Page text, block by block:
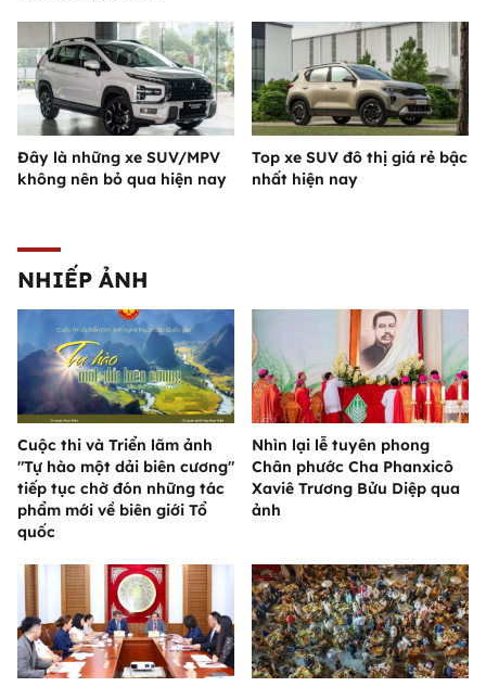
Đây là những xe SUV/MPV
không nên bỏ qua hiện nay
Top xe SUV đô thị giá rẻ bậc
nhất hiện nay
NHIẾP ẢNH
Cuộc thi và Triển lãm ảnh
"Tự hào một dải biên cương"
tiếp tục chờ đón những tác
phẩm mới về biên giới Tổ
quốc
Nhìn lại lễ tuyên phong
Chân phước Cha Phanxicô
Xaviê Trương Bửu Diệp qua
ảnh